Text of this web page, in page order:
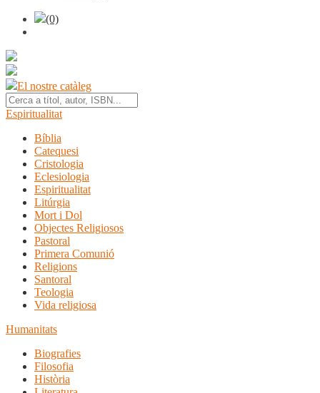
(0)
El nostre catàleg
Espiritualitat
Bíblia
Catequesi
Cristologia
Eclesiologia
Espiritualitat
Litúrgia
Mort i Dol
Objectes Religiosos
Pastoral
Primera Comunió
Religions
Santoral
Teologia
Vida religiosa
Humanitats
Biografies
Filosofia
Història